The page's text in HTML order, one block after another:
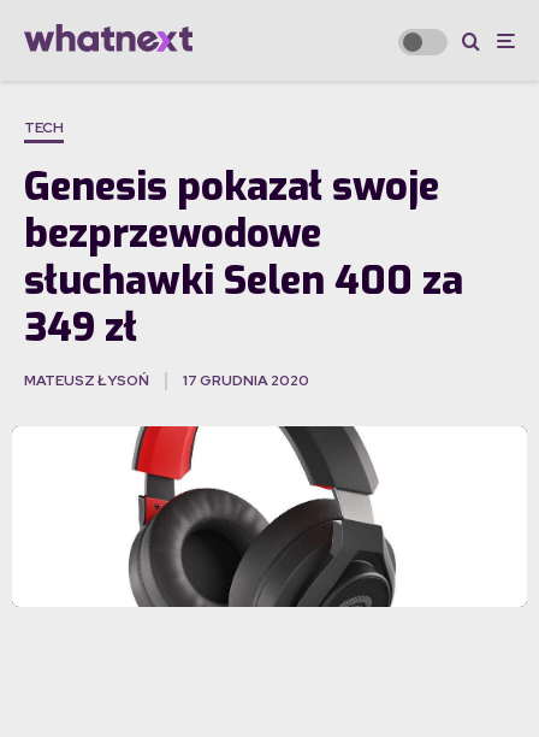
TECH
Genesis pokazał swoje
bezprzewodowe
słuchawki Selen 400 za
349 zł
MATEUSZ ŁYSOŃ 17 GRUDNIA 2020